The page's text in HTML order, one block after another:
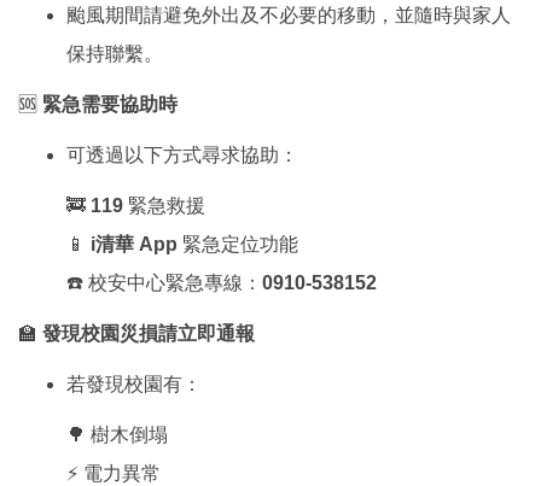
颱風期間請避免外出及不必要的移動，並隨時與家人
保持聯繫。
🆘 緊急需要協助時
可透過以下方式尋求協助：
🚒 119 緊急救援
📱 i清華 App 緊急定位功能
☎️ 校安中心緊急專線： 0910-538152
🏫 發現校園災損請立即通報
若發現校園有：
🌳 樹木倒塌
⚡ 電力異常